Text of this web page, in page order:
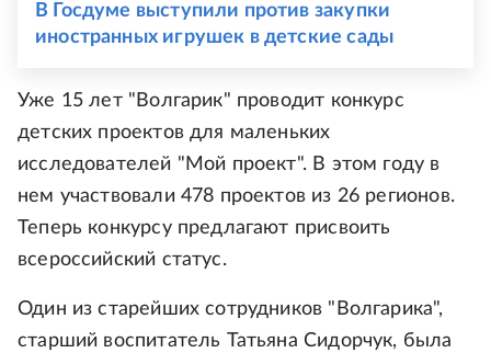
В Госдуме выступили против закупки
иностранных игрушек в детские сады
Уже 15 лет "Волгарик" проводит конкурс
детских проектов для маленьких
исследователей "Мой проект". В этом году в
нем участвовали 478 проектов из 26 регионов.
Теперь конкурсу предлагают присвоить
всероссийский статус.
Один из старейших сотрудников "Волгарика",
старший воспитатель Татьяна Сидорчук, была